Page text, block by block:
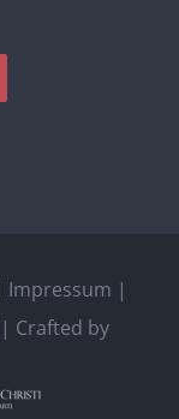
Impressum |
| Crafted by